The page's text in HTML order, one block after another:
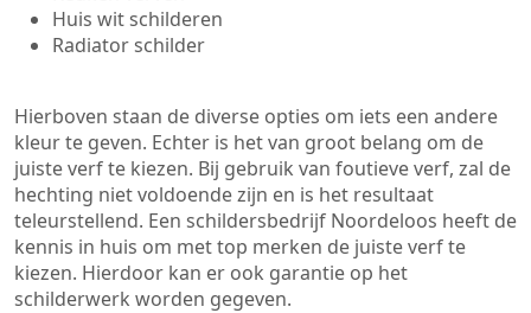
Huis wit schilderen
Radiator schilder
Hierboven staan de diverse opties om iets een andere
kleur te geven. Echter is het van groot belang om de
juiste verf te kiezen. Bij gebruik van foutieve verf, zal de
hechting niet voldoende zijn en is het resultaat
teleurstellend. Een schildersbedrijf Noordeloos heeft de
kennis in huis om met top merken de juiste verf te
kiezen. Hierdoor kan er ook garantie op het
schilderwerk worden gegeven.